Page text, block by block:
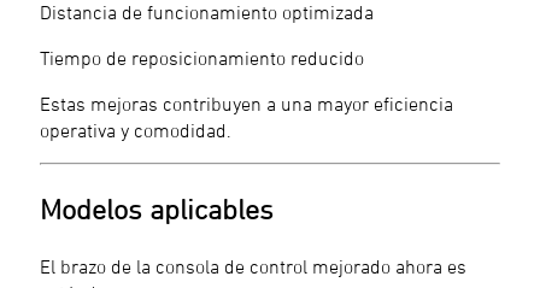
Distancia de funcionamiento optimizada
Tiempo de reposicionamiento reducido
Estas mejoras contribuyen a una mayor eficiencia
operativa y comodidad.
Modelos aplicables
El brazo de la consola de control mejorado ahora es